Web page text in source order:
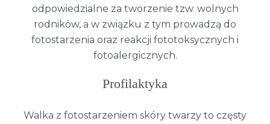
odpowiedzialne za tworzenie tzw. wolnych
rodników, a w związku z tym prowadzą do
fotostarzenia oraz reakcji fototoksycznych i
fotoalergicznych.
Profilaktyka
Walka z fotostarzeniem skóry twarzy to częsty